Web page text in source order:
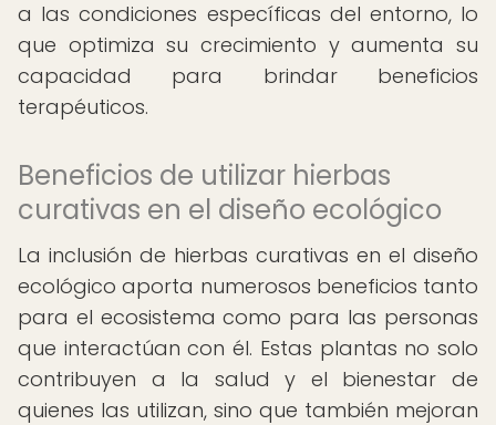
a las condiciones específicas del entorno, lo
que optimiza su crecimiento y aumenta su
capacidad para brindar beneficios
terapéuticos.
Beneficios de utilizar hierbas
curativas en el diseño ecológico
La inclusión de hierbas curativas en el diseño
ecológico aporta numerosos beneficios tanto
para el ecosistema como para las personas
que interactúan con él. Estas plantas no solo
contribuyen a la salud y el bienestar de
quienes las utilizan, sino que también mejoran